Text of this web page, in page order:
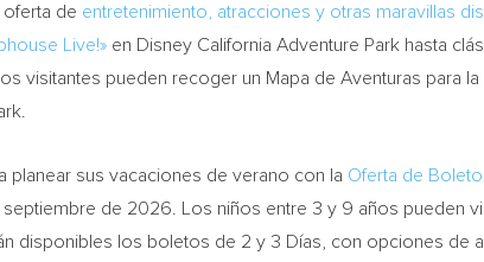
oferta de entretenimiento, atracciones y otras maravillas
Live!» en Disney California Adventure Park hasta
visitantes pueden recoger un Mapa de Aventuras para
planear sus vacaciones de verano con la Oferta de
de 2026. Los niños entre 3 y 9 años pueden
disponibles los boletos de 2 y 3 Días, con opciones de